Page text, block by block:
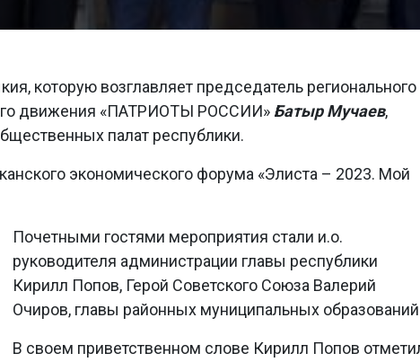
которую возглавляет председатель регионального
движения «ПАТРИОТЫ РОССИИ» Батыр Мучаев,
палат республики.
экономического форума «Элиста – 2023. Мой
Почетными гостями мероприятия стали и.о.
руководителя администрации главы республики
Кирилл Попов, Герой Советского Союза Валерий
Очиров, главы районных муниципальных
В своем приветственном слове Кирилл Попов